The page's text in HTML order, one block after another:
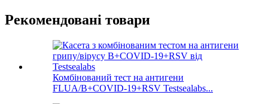
Рекомендовані товари
Комбінований тест на антигени
FLUA/B+COVID-19+RSV Testsealabs...